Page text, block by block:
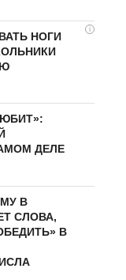
i
НОГИ
ДЕЛЕ
В
СЛОВА,
В